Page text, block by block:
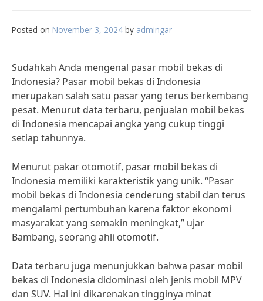
Posted on November 3, 2024 by admingar
Sudahkah Anda mengenal pasar mobil bekas di
Indonesia? Pasar mobil bekas di Indonesia
merupakan salah satu pasar yang terus berkembang
pesat. Menurut data terbaru, penjualan mobil bekas
di Indonesia mencapai angka yang cukup tinggi
setiap tahunnya.
Menurut pakar otomotif, pasar mobil bekas di
Indonesia memiliki karakteristik yang unik. “Pasar
mobil bekas di Indonesia cenderung stabil dan terus
mengalami pertumbuhan karena faktor ekonomi
masyarakat yang semakin meningkat,” ujar
Bambang, seorang ahli otomotif.
Data terbaru juga menunjukkan bahwa pasar mobil
bekas di Indonesia didominasi oleh jenis mobil MPV
dan SUV. Hal ini dikarenakan tingginya minat